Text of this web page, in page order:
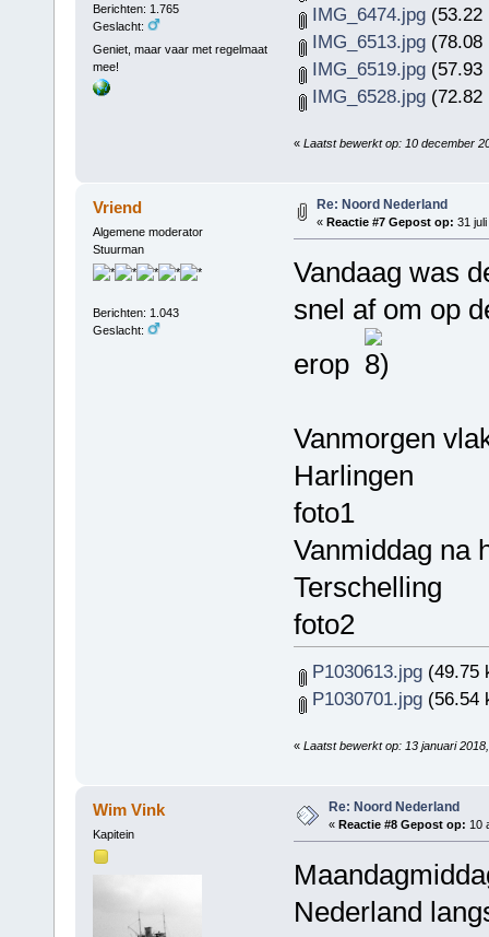
Berichten: 1.765
Geslacht:
Geniet, maar vaar met regelmaat
mee!
IMG_6474.jpg(53.22
IMG_6513.jpg(78.08
IMG_6519.jpg(57.93
IMG_6528.jpg(72.82
« Laatst bewerkt op: 10 december
Vriend
Algemene moderator
Stuurman
Berichten: 1.043
Geslacht:
Re: Noord Nederland
« Reactie #7 Gepost op: 31
Vandaag was
snel af om op
erop
Vanmorgen
Harlingen
foto1
Vanmiddag na
Terschelling
foto2
P1030613.jpg(49.75
P1030701.jpg(56.54
« Laatst bewerkt op: 13 januari
Wim Vink
Kapitein
Re: Noord Nederland
« Reactie #8 Gepost op: 10
Nederland